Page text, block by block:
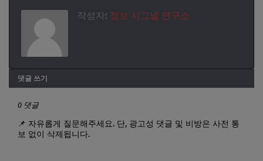
작성자: 정보 시그널 연구소
댓글 쓰기
0 댓글
📌 자유롭게 질문해주세요. 단, 광고성 댓글 및 비방은 사전 통
보 없이 삭제됩니다.